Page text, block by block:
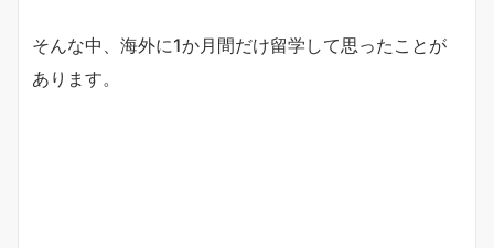
そんな中、海外に1か月間だけ留学して思ったことが
あります。